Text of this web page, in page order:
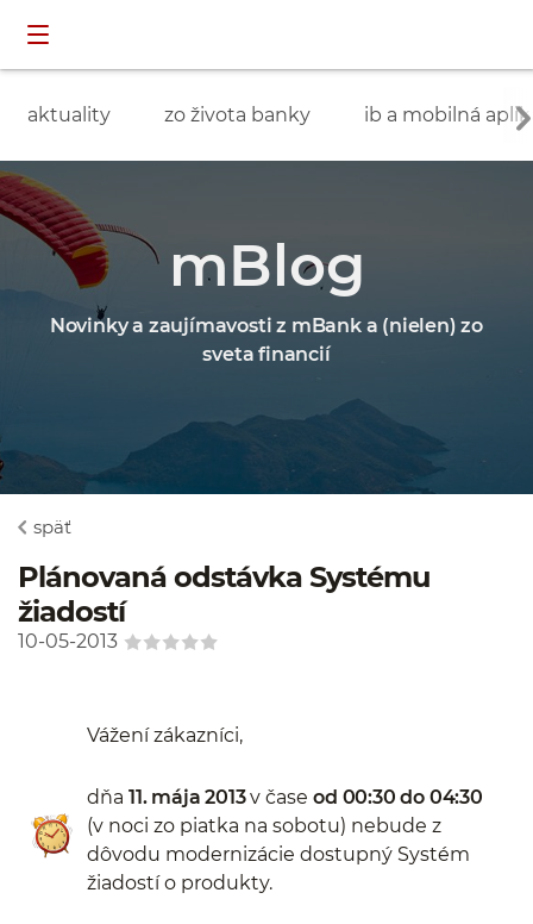
aktuality zo života banky ib a mobilná
mBlog
Novinky a zaujímavosti z mBank a (nielen) zo
sveta financií
späť
Plánovaná odstávka Systému
žiadostí
10-05-2013
Vážení zákazníci,
dňa 11. mája 2013v čase od 00:30 do 04:30
(v noci zo piatka na sobotu) nebude z
dôvodu modernizácie dostupný Systém
žiadostí o produkty.